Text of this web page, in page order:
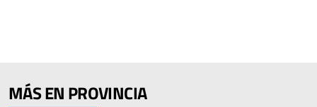
MÁS EN PROVINCIA